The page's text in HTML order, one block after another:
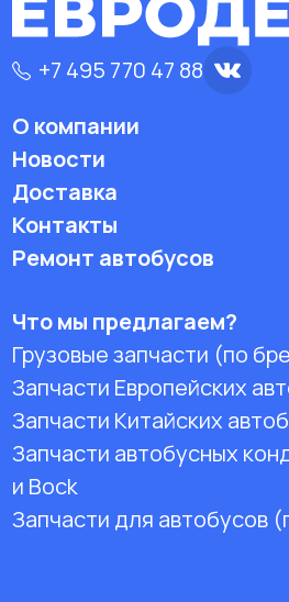
+7 495 770 47 88
О компании
Новости
Доставка
Контакты
Ремонт автобусов
Что мы предлагаем?
Грузовые запчасти (по
Запчасти Европейских
Запчасти Китайских
Запчасти автобусных
и Bock
Запчасти для автобусов